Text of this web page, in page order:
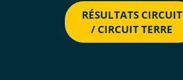
RÉSULTATS CIRCUIT
/ CIRCUIT TERRE